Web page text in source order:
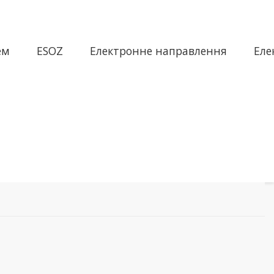
ESOZ Електронне направлення